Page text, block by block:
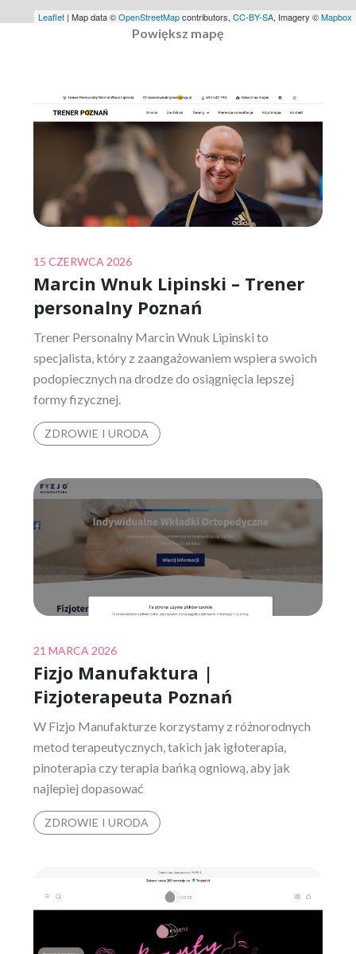
Leaflet | Map data ©OpenStreetMapcontributors, CC-BY-SA, Imagery ©Mapbox
Powiększ mapę
Posted
on
15 CZERWCA 2026
Marcin Wnuk Lipinski – Trener
personalny Poznań
Trener Personalny Marcin Wnuk Lipinski to
specjalista, który z zaangażowaniem wspiera swoich
podopiecznych na drodze do osiągnięcia lepszej
formy fizycznej.
ZDROWIE I URODA
Posted
on
21 MARCA 2026
Fizjo Manufaktura |
Fizjoterapeuta Poznań
W Fizjo Manufakturze korzystamy z różnorodnych
metod terapeutycznych, takich jak igłoterapia,
pinoterapia czy terapia bańką ogniową, aby jak
najlepiej dopasować
ZDROWIE I URODA